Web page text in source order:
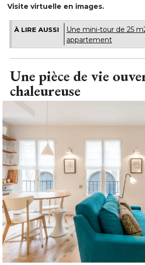
Visite virtuelle en images.
À LIRE AUSSI
Une mini-tour de 25
appartement
Une pièce de vie
chaleureuse